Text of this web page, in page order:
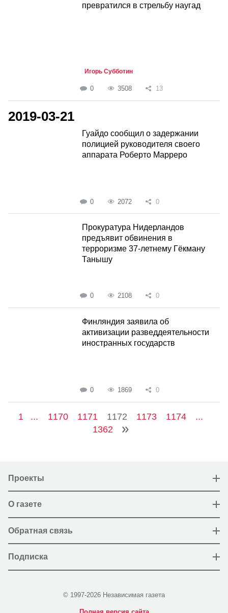
превратился в стрельбу наугад
Игорь Субботин
0 3508 13
2019-03-21
Гуайдо сообщил о задержании
полицией руководителя своего
аппарата Роберто Марреро
0 2072 0
Прокуратура Нидерландов
предъявит обвинения в
терроризме 37-летнему Гёкману
Танышу
0 2108 0
Финляндия заявила об
активизации разведдеятельности
иностранных государств
0 1869 0
1 ... 1170 1171 1172 1173 1174
...
1362
Проекты
О газете
Обратная связь
Подписка
© 1997-2026 Независимая газета